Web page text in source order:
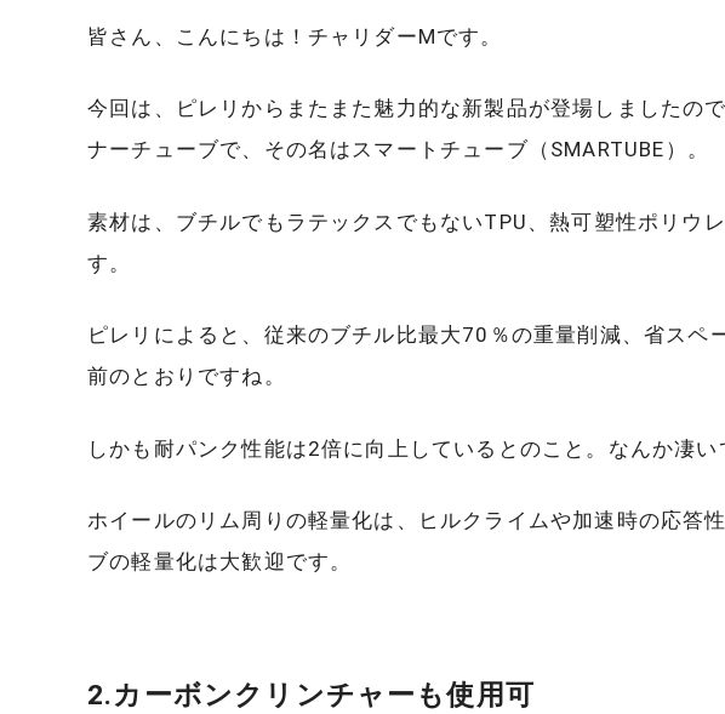
皆さん、こんにちは！チャリダーMです。
今回は、ピレリからまたまた魅力的な新製品が登場しましたの
ナーチューブで、その名はスマートチューブ（SMARTUBE）。
素材は、ブチルでもラテックスでもないTPU、熱可塑性ポリウ
す。
ピレリによると、従来のブチル比最大70％の重量削減、省スペ
前のとおりですね。
しかも耐パンク性能は2倍に向上しているとのこと。なんか凄い
ホイールのリム周りの軽量化は、ヒルクライムや加速時の応答
ブの軽量化は大歓迎です。
2.カーボンクリンチャーも使用可